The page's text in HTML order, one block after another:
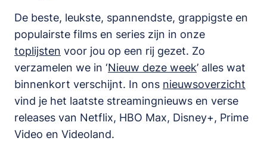
De beste, leukste, spannendste, grappigste en
populairste films en series zijn in onze
toplijsten voor jou op een rij gezet. Zo
verzamelen we in ‘Nieuw deze week’ alles wat
binnenkort verschijnt. In ons nieuwsoverzicht
vind je het laatste streamingnieuws en verse
releases van Netflix, HBO Max, Disney+, Prime
Video en Videoland.